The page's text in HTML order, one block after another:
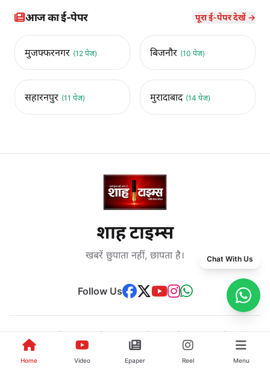
आज का ई-पेपर पूरा ई-पेपर देखें →
मुजफ्फरनगर (12 पेज) बिजनौर (10 पेज)
सहारनपुर (11 पेज) मुरादाबाद (14 पेज)
शाह टाइम्स
खबरें छुपाता नहीं, छापता है।
Follow Us
Latest Hindi News, Breaking News, Politics, Sports, Crime,
Home Video Epaper Reel Menu
Chat With Us